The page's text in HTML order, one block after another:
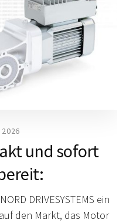
2026
und sofort
DRIVESYSTEMS ein
den Markt, das Motor